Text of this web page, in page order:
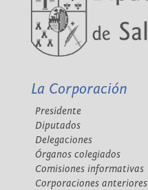
La Corporación
Presidente
Diputados
Delegaciones
Órganos colegiados
Comisiones informativas
Corporaciones anteriores